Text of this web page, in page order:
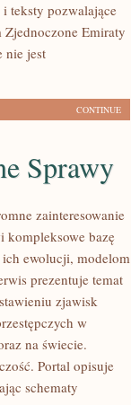
teksty pozwalające
Zjednoczone Emiraty
nie jest
CONTINUE
Sprawy
zainteresowanie
kompleksowe bazę
ewolucji, modelom
prezentuje temat
zjawisk
w
na świecie.
Portal opisuje
schematy